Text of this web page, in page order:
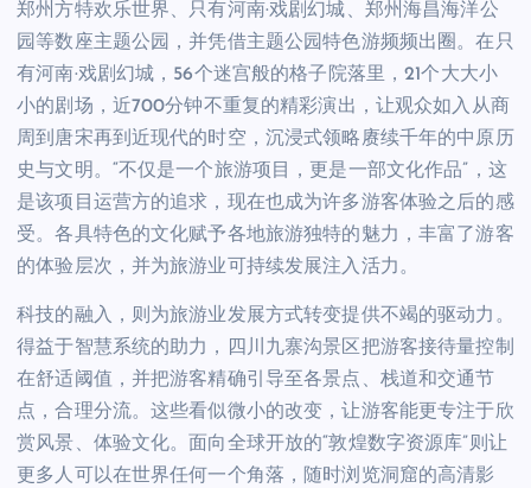
郑州方特欢乐世界、只有河南·戏剧幻城、郑州海昌海洋公
园等数座主题公园，并凭借主题公园特色游频频出圈。在只
有河南·戏剧幻城，56个迷宫般的格子院落里，21个大大小
小的剧场，近700分钟不重复的精彩演出，让观众如入从商
周到唐宋再到近现代的时空，沉浸式领略赓续千年的中原历
史与文明。“不仅是一个旅游项目，更是一部文化作品”，这
是该项目运营方的追求，现在也成为许多游客体验之后的感
受。各具特色的文化赋予各地旅游独特的魅力，丰富了游客
的体验层次，并为旅游业可持续发展注入活力。
科技的融入，则为旅游业发展方式转变提供不竭的驱动力。
得益于智慧系统的助力，四川九寨沟景区把游客接待量控制
在舒适阈值，并把游客精确引导至各景点、栈道和交通节
点，合理分流。这些看似微小的改变，让游客能更专注于欣
赏风景、体验文化。面向全球开放的“敦煌数字资源库”则让
更多人可以在世界任何一个角落，随时浏览洞窟的高清影